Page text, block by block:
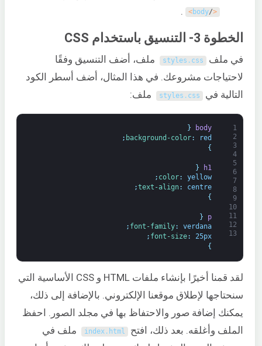
<
/
body
>
.
الخطوة 3- التنسيق باستخدام CSS
في ملف styles . css
ملف، أضف التنسيق وفقًا
لاحتياجات مشروعك. في هذا المثال، أضف أسطر الكود
التالية في
styles . css ملف:
1
2
3
4
5
6
7
8
9
10
11
12
13
body
{
background-color: red
;
}
h1
{
color: yellow
;
text-align: centre
;
}
p
{
font-family: verdana
;
font-size: 25px
;
}
لقد قمنا أخيرًا بإنشاء ملفات HTML و CSS الأساسية التي
سنحتاجها لإطلاق موقعنا الإلكتروني. بالإضافة إلى ذلك،
يمكنك إضافة صور والاحتفاظ بها في مجلد الصور. احفظ
الملف وأغلقه. بعد ذلك، افتح
index . html
ملف في